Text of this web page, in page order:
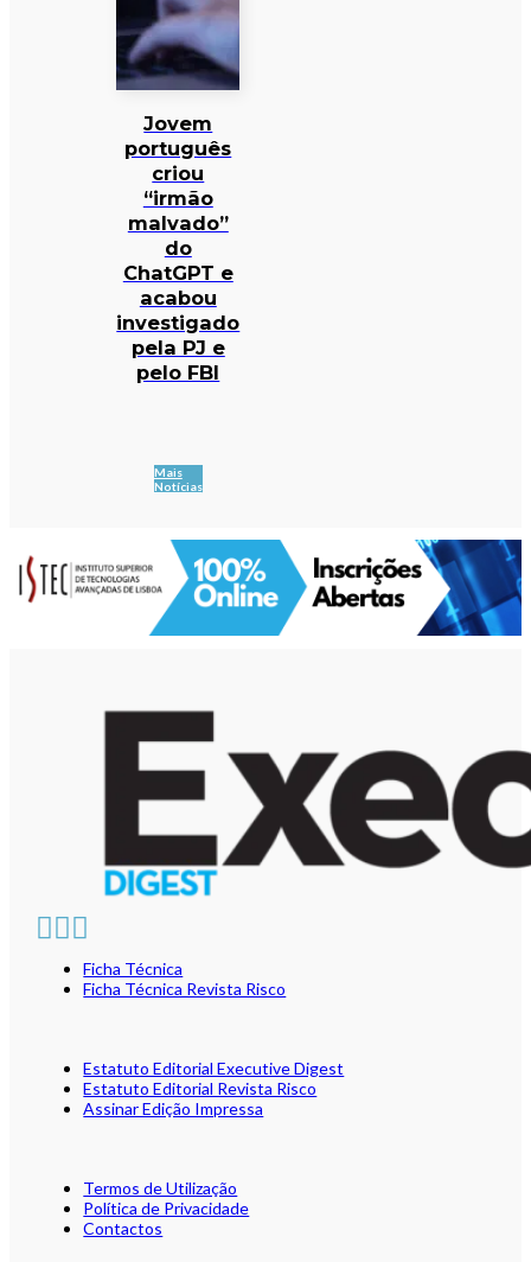
Jovem
português
criou
“irmão
malvado”
do
ChatGPT e
acabou
investigado
pela PJ e
pelo FBI
Mais
Notícias
Ficha Técnica
Ficha Técnica Revista Risco
Estatuto Editorial Executive Digest
Estatuto Editorial Revista Risco
Assinar Edição Impressa
Termos de Utilização
Política de Privacidade
Contactos